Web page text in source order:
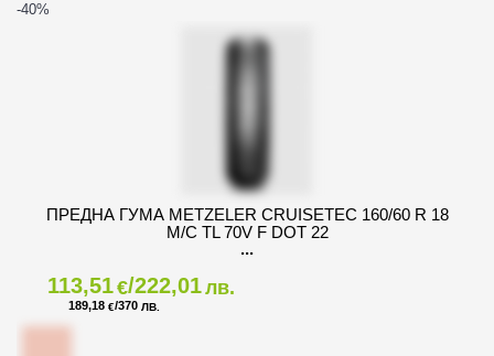
-40%
ПРЕДНА ГУМА METZELER CRUISETEC 160/60 R 18
M/C TL 70V F DOT 22
113,51€/222,01лв.
189,18 €/370 ЛВ.